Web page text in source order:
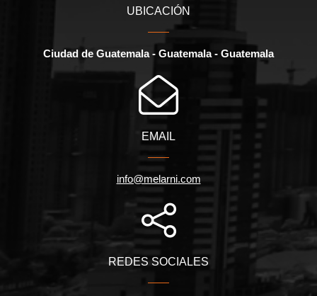
UBICACIÓN
Ciudad de Guatemala - Guatemala - Guatemala
EMAIL
info@melarni.com
REDES SOCIALES